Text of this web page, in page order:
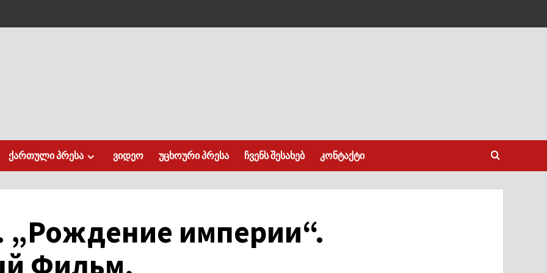
ქართული პრესა ვიდეო უცხოური პრესა ჩვენს შესახებ კონტაქტი
„Рождение империи“.
Фильм.